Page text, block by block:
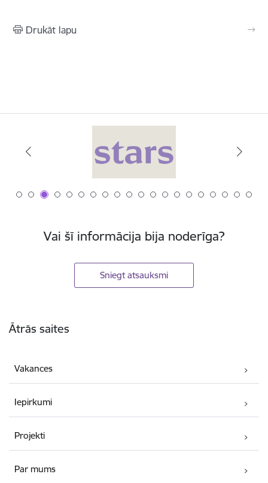
Drukāt lapu
Vai šī informācija bija noderīga?
Sniegt atsauksmi
Ātrās saites
Vakances
Iepirkumi
Projekti
Par mums